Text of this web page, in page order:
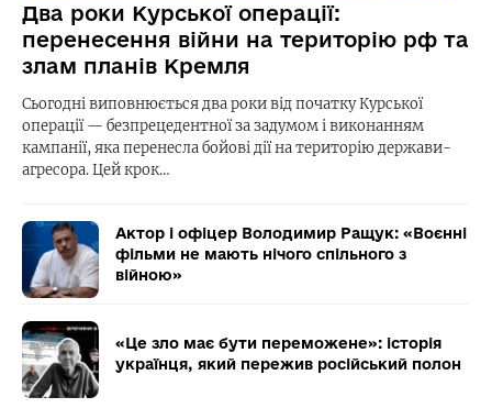
Два роки Курської операції:
перенесення війни на територію рф та
злам планів Кремля
Сьогодні виповнюється два роки від початку Курської
операції — безпрецедентної за задумом і виконанням
кампанії, яка перенесла бойові дії на територію держави-
агресора. Цей крок…
Актор і офіцер Володимир Ращук: «Воєнні
фільми не мають нічого спільного з
війною»
«Це зло має бути переможене»: історія
українця, який пережив російський полон